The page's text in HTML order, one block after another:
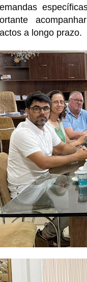
a longo prazo.